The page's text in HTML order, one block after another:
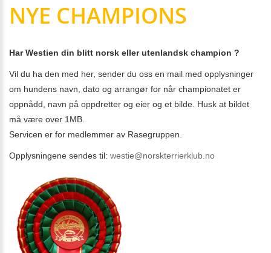
NYE CHAMPIONS
Har Westien din blitt norsk eller utenlandsk champion ?
Vil du ha den med her, sender du oss en mail med opplysninger
om hundens navn, dato og arrangør for når championatet er
oppnådd, navn på oppdretter og eier og et bilde. Husk at bildet
må være over 1MB.
Servicen er for medlemmer av Rasegruppen.
Opplysningene sendes til: westie@norskterrierklub.no